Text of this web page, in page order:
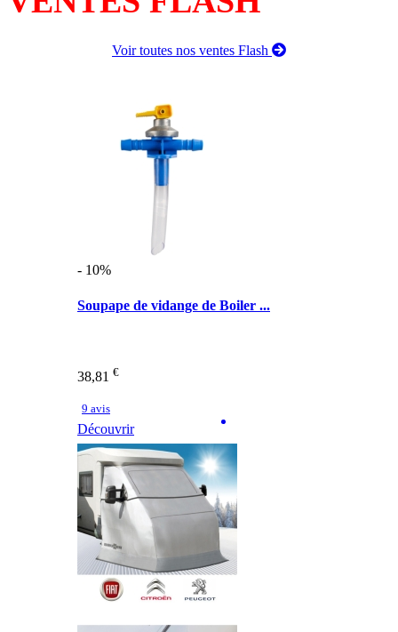
Voir toutes nos ventes Flash
- 10%
Soupape de vidange de Boiler ...
38,81 €
9 avis
Découvrir